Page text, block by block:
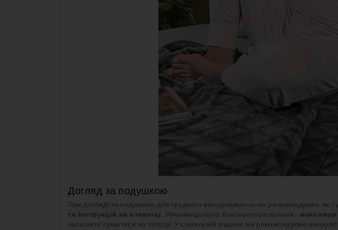
Догляд за подушкою
При догляді за подушкою для грудного вигодовування ми рекомендуємо, як
та інструкцій на етикетці. Рекомендована температура прання - максимум
залишити сушитися на повітрі. У сушильній машині ми рекомендуємо